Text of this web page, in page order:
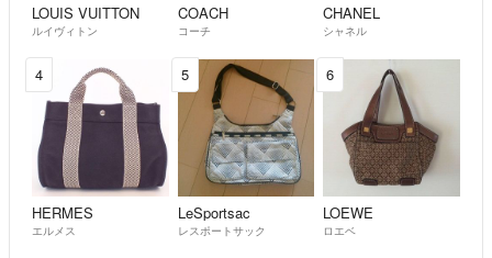
LOUIS VUITTON
ルイヴィトン
COACH
コーチ
CHANEL
シャネル
4
HERMES
エルメス
5
LeSportsac
レスポートサック
6
LOEWE
ロエベ